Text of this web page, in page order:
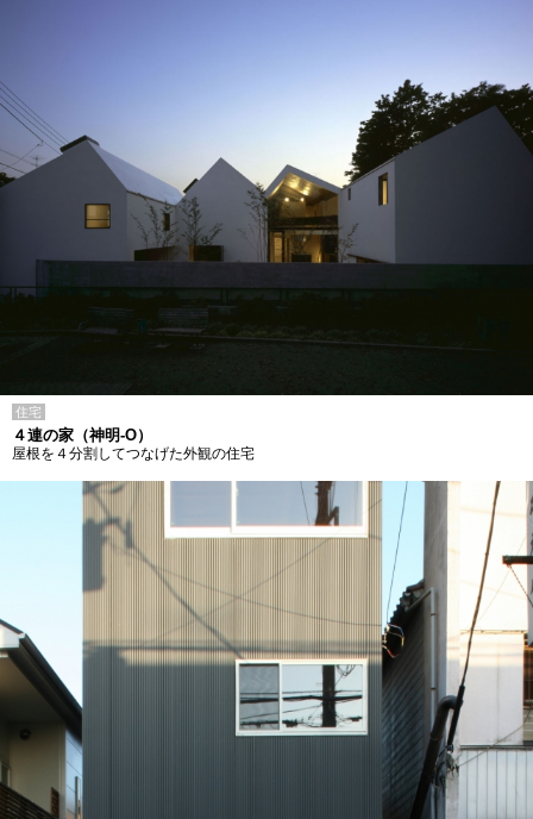
住宅
４連の家（神明-O）
屋根を４分割してつなげた外観の住宅